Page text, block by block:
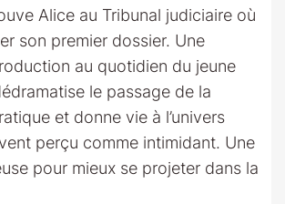
Alice au Tribunal judiciaire où
son premier dossier. Une
au quotidien du jeune
le passage de la
et donne vie à l’univers
perçu comme intimidant. Une
pour mieux se projeter dans la